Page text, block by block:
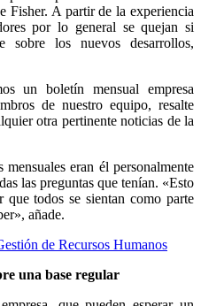
Fisher. A partir de la experiencia
por lo general se quejan si
sobre los nuevos desarrollos,
un boletín mensual empresa
de nuestro equipo, resalte
otra pertinente noticias de la
eran él personalmente
las preguntas que tenían. «Esto
que todos se sientan como parte
añade.
de Recursos Humanos
una base regular